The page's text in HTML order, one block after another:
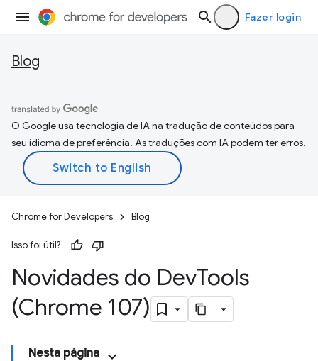
Fazer login
Blog
O Google usa tecnologia de IA na tradução de conteúdos para
seu idioma de preferência. As traduções com IA podem ter erros.
Chrome for Developers Blog
Isso foi útil?
Novidades do DevTools
(Chrome 107)
Nesta página